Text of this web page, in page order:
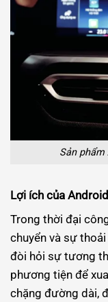
Sản phẩm
Lợi ích của
Trong thời đại
chuyển và sự
đòi hỏi sự tương
phương tiện để
chặng đường dài,